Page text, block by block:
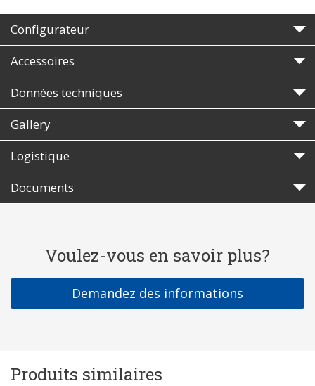
Configurateur
Accessoires
Données techniques
Gallery
Logistique
Documents
Voulez-vous en savoir plus?
Demandez des informations
Produits similaires